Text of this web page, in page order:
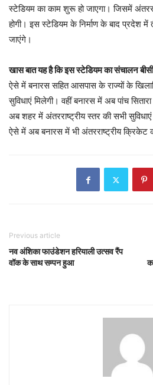
स्टेडियम का काम शुरू हो जाएगा। जिसमें
होगी। इस स्टेडियम के निर्माण के बाद प्रदेश में
जाएंगे।
खास बात यह है कि इस स्टेडियम का संचालन
ऐसे में बनारस सहित आसपास के राज्यों के
सुविधाएं मिलेगी। वहीं बनारस में अब पांच
अब शहर में अंतरराष्ट्रीय स्तर की सभी सुविधाएं
ऐसे में अब बनारस में भी अंतरराष्ट्रीय क्रिकेट
Previous article
नव अंशिका फाउंडेशन हरियाली उत्सव रैंप
वॉक के साथ सम्पन हुआ